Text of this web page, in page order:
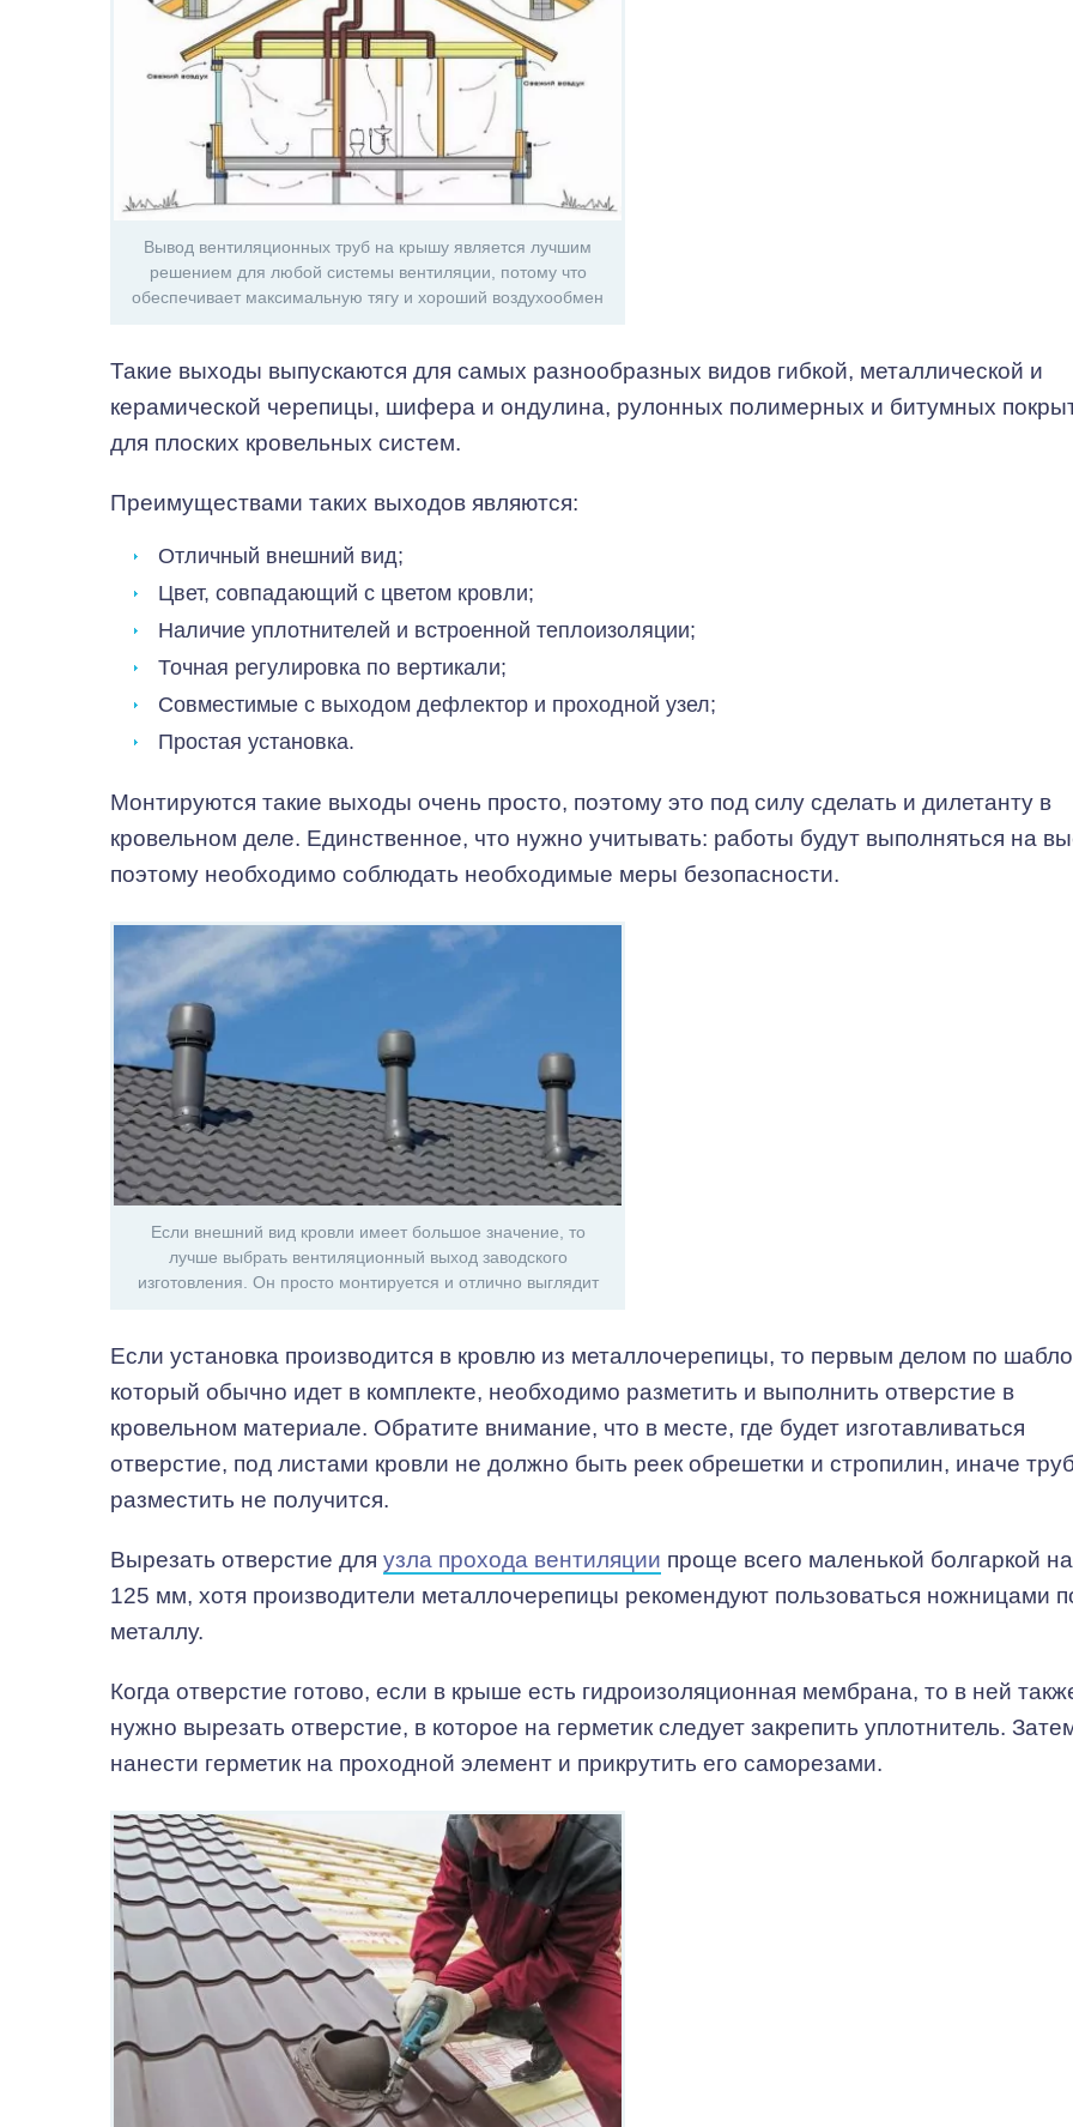
Вывод вентиляционных труб на крышу является лучшим
решением для любой системы вентиляции, потому что
обеспечивает максимальную тягу и хороший воздухообмен
Такие выходы выпускаются для самых разнообразных видов гибкой, металлической и
керамической черепицы, шифера и ондулина, рулонных полимерных и битумных
для плоских кровельных систем.
Преимуществами таких выходов являются:
Отличный внешний вид;
Цвет, совпадающий с цветом кровли;
Наличие уплотнителей и встроенной теплоизоляции;
Точная регулировка по вертикали;
Совместимые с выходом дефлектор и проходной узел;
Простая установка.
Монтируются такие выходы очень просто, поэтому это под силу сделать и дилетанту в
кровельном деле. Единственное, что нужно учитывать: работы будут выполняться на
поэтому необходимо соблюдать необходимые меры безопасности.
Если внешний вид кровли имеет большое значение, то
лучше выбрать вентиляционный выход заводского
изготовления. Он просто монтируется и отлично выглядит
Если установка производится в кровлю из металлочерепицы, то первым делом по
который обычно идет в комплекте, необходимо разметить и выполнить отверстие в
кровельном материале. Обратите внимание, что в месте, где будет изготавливаться
отверстие, под листами кровли не должно быть реек обрешетки и стропилин, иначе
разместить не получится.
Вырезать отверстие для узла прохода вентиляции проще всего маленькой болгаркой
125 мм, хотя производители металлочерепицы рекомендуют пользоваться ножницами
металлу.
Когда отверстие готово, если в крыше есть гидроизоляционная мембрана, то в ней
нужно вырезать отверстие, в которое на герметик следует закрепить уплотнитель.
нанести герметик на проходной элемент и прикрутить его саморезами.